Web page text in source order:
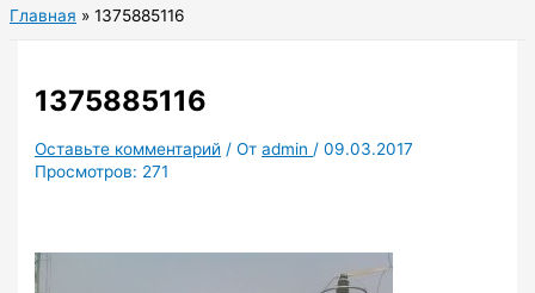
Главная 1375885116
1375885116
Оставьте комментарий / Отadmin /09.03.2017
Просмотров: 271